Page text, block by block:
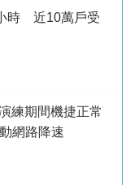
時 近10萬戶受
練期間機捷正常
網路降速